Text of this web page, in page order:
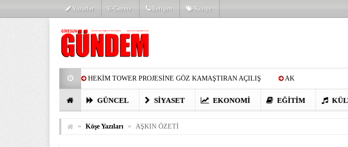
Yazarlar E-Gazete İletişim Künye
HEKİM TOWER PROJESİNE GÖZ KAMAŞTIRAN AÇILIŞ AK
PARTİ’DE YENİ YÜZLER HARUN CİCİ: VİDEOYU GÖRÜNCE
GÜNCEL SIYASET EKONOMI EĞITIM
» Köşe Yazıları » AŞKIN ÖZETİ